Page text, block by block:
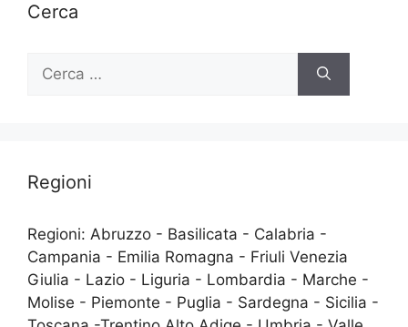
Cerca
Ricerca
Regioni
Regioni: Abruzzo - Basilicata - Calabria -
Campania - Emilia Romagna - Friuli Venezia
Giulia - Lazio - Liguria - Lombardia - Marche -
Molise - Piemonte - Puglia - Sardegna - Sicilia -